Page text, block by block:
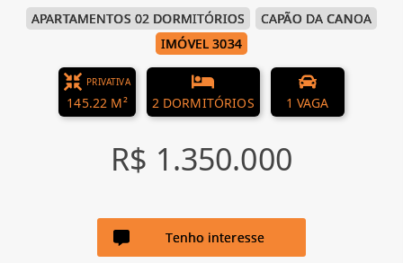
APARTAMENTOS 02 DORMITÓRIOS
CAPÃO DA CANOA
IMÓVEL 3034
PRIVATIVA
145.22 M² 2 DORMITÓRIOS 1 VAGA
R$ 1.350.000
Tenho interesse